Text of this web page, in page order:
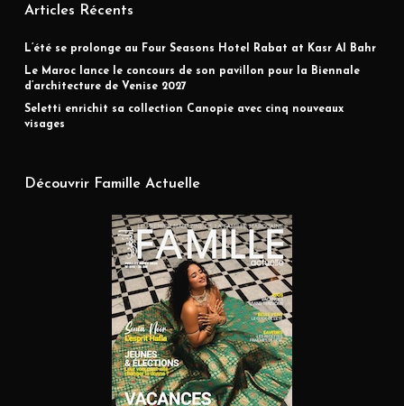
Articles Récents
L’été se prolonge au Four Seasons Hotel Rabat at Kasr Al Bahr
Le Maroc lance le concours de son pavillon pour la Biennale
d’architecture de Venise 2027
Seletti enrichit sa collection Canopie avec cinq nouveaux
visages
Découvrir Famille Actuelle